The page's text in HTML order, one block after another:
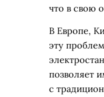
что в свою
В Европе,
эту
позволяет
с